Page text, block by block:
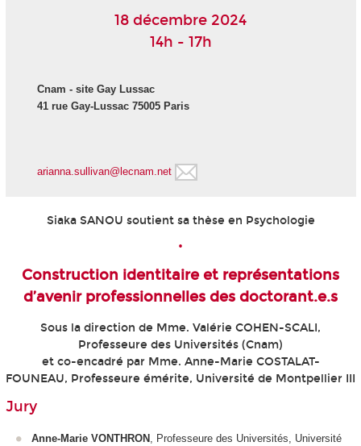
18 décembre 2024
14h - 17h
Cnam - site Gay Lussac
41 rue Gay-Lussac 75005 Paris
arianna.sullivan@lecnam.net
Siaka SANOU soutient sa thèse en Psychologie
•
Construction identitaire et représentations
d’avenir professionnelles des doctorant.e.s
Sous la direction de Mme. Valérie COHEN-SCALI,
Professeure des Universités (Cnam)
et co-encadré par Mme. Anne-Marie COSTALAT-
FOUNEAU, Professeure émérite, Université de Montpellier III​​
Jury
Anne-Marie VONTHRON , Professeure des Universités, Université